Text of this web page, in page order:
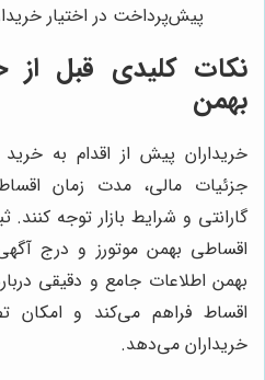
پیش‌پرداخت در اختیار
نکات کلیدی قبل از
بهمن
خریداران پیش از اقدام به
جزئیات مالی، مدت زمان
گارانتی و شرایط بازار توجه
اقساطی بهمن موتورز و درج
بهمن اطلاعات جامع و دقیقی
اقساط فراهم می‌کند و امکان
خریداران می‌دهد.